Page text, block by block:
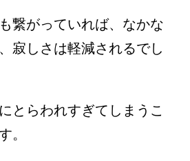
繋がっていれば、なかな
寂しさは軽減されるでし
とらわれすぎてしまうこ
。